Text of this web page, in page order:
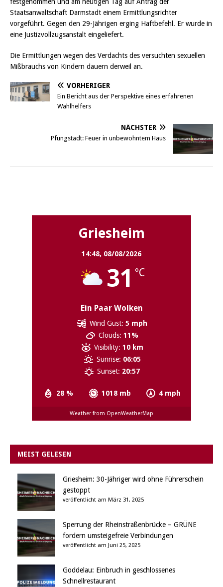
festgenommen und am heutigen Tag auf Antrag der
Staatsanwaltschaft Darmstadt einem Ermittlungsrichter
vorgeführt. Gegen den 29-Jährigen erging Haftbefehl. Er wurde in
eine Justizvollzugsanstalt eingeliefert.
Die Ermittlungen wegen des Verdachts des versuchten sexuellen
Mißbrauchs von Kindern dauern derweil an.
VORHERIGER
Ein Bericht aus der Perspektive eines erfahrenen
Wahlhelfers
NÄCHSTER
Pfungstadt: Feuer in unbewohntem Haus
Griesheim
14:48, 08/08/2026
31 °C
Ein Paar Wolken
28 % 1018 mb 4 mph
Wind Gust: 5 mph
Clouds: 11%
Visibility: 10 km
Sunrise: 06:05
Sunset: 20:57
Weather from OpenWeatherMap
MEIST GELESEN
Griesheim: 30-Jähriger wird ohne Führerschein
gestoppt
veröffentlicht am März 31, 2025
Sperrung der Rheinstraßenbrücke – GRÜNE
fordern umsteigefreie Verbindungen
veröffentlicht am Juni 25, 2025
Goddelau: Einbruch in geschlossenes
Schnellrestaurant